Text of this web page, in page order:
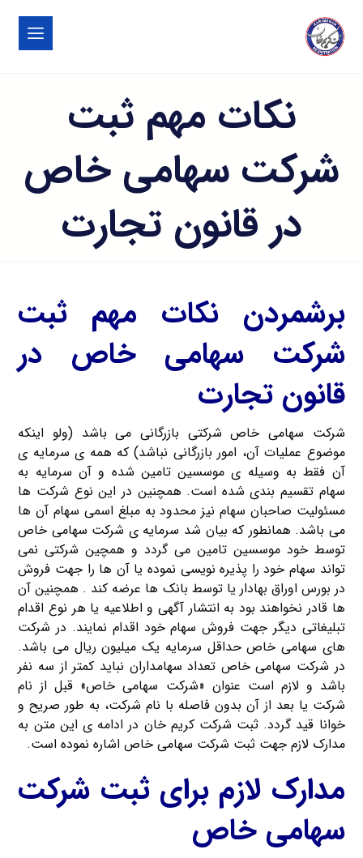
نکات مهم ثبت
شرکت سهامی خاص
در قانون تجارت
برشمردن نکات مهم ثبت
شرکت سهامی خاص در
قانون تجارت
شرکت سهامی خاص شرکتی بازرگانی می باشد (ولو اینکه
موضوع عملیات آن،‌ امور بازرگانی نباشد) که همه ی سرمایه ی
آن فقط به وسیله ی موسسین تامین شده و آن سرمایه به
سهام تقسیم بندی شده است. همچنین در این نوع شرکت ها
مسئولیت صاحبان سهام نیز محدود به مبلغ اسمی سهام آن ها
می باشد. همانطور که بیان شد سرمایه ی شرکت سهامی خاص
توسط خود موسسین تامین می گردد و همچین شرکتی نمی
تواند سهام خود را پذیره نویسی نموده یا آن ها را جهت فروش
در بورس اوراق بهادار یا توسط بانک ها عرضه کند . همچنین آن
ها قادر نخواهند بود به انتشار آگهی و اطلاعیه یا هر نوع اقدام
تبلیغاتی دیگر جهت فروش سهام خود اقدام نمایند. در شرکت
های سهامی خاص حداقل سرمایه یک میلیون ریال می باشد.
در شرکت سهامی خاص تعداد سهامداران نباید کمتر از سه نفر
باشد و لازم است عنوان «‌شرکت سهامی خاص»‌ قبل از نام
شرکت یا بعد از آن بدون فاصله با نام شرکت، به طور صریح و
خوانا قید گردد. ثبت شرکت کریم خان در ادامه ی این متن به
مدارک لازم جهت ثبت شرکت سهامی خاص اشاره نموده است.
مدارک لازم برای ثبت شرکت
سهامی خاص